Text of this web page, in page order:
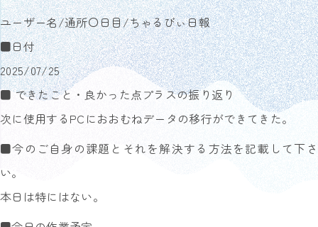
ユーザー名/通所〇日目/ちゃるびぃ日報
■日付
2025/07/25
■ できたこと・良かった点プラスの振り返り
次に使用するPCにおおむねデータの移行ができてきた。
■今のご自身の課題とそれを解決する方法を記載して下さ
い。
本日は特にはない。